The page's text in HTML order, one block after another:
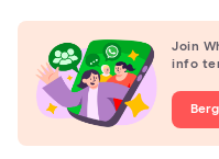
Join
info